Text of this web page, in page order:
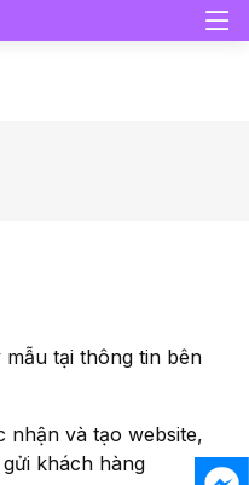
tại thông tin bên
nhận và tạo website,
khách hàng